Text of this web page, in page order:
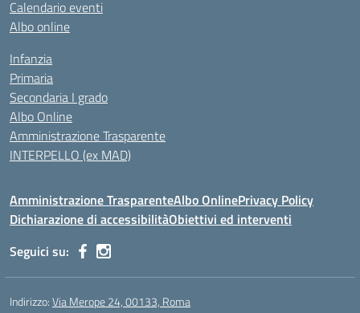
Calendario eventi
Albo online
Infanzia
Primaria
Secondaria I grado
Albo Online
Amministrazione Trasparente
INTERPELLO (ex MAD)
Amministrazione TrasparenteAlbo OnlinePrivacy Policy
Dichiarazione di accessibilitàObiettivi ed interventi
Seguici su:
Indirizzo:Via Merope 24, 00133, Roma